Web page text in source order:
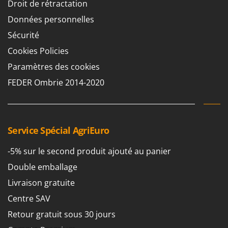
Pulvérisateurs
Pulvérisateurs portés
R
Rafraîchisseurs d'air par évaporation
Rampes de chargement en aluminium
Râpes à fromage électriques
Robots nettoyeurs de piscine
Rogneuses de souches
Rouleaux pour tracteur
S
Scies à os
Scies à Ruban
GRIFO
GVS
GYS
H
Hailo
Helvi
Honda
I
Imperia
Intec
Droit de rétractation
Données personnelles
Sécurité
Cookies Policies
Paramètres des cookies
FEDER Ombrie 2014-2020
Service Spécial AgriEuro
-5% sur le second produit ajouté au panier
Double emballage
Livraison gratuite
Centre SAV
Retour gratuit sous 30 jours